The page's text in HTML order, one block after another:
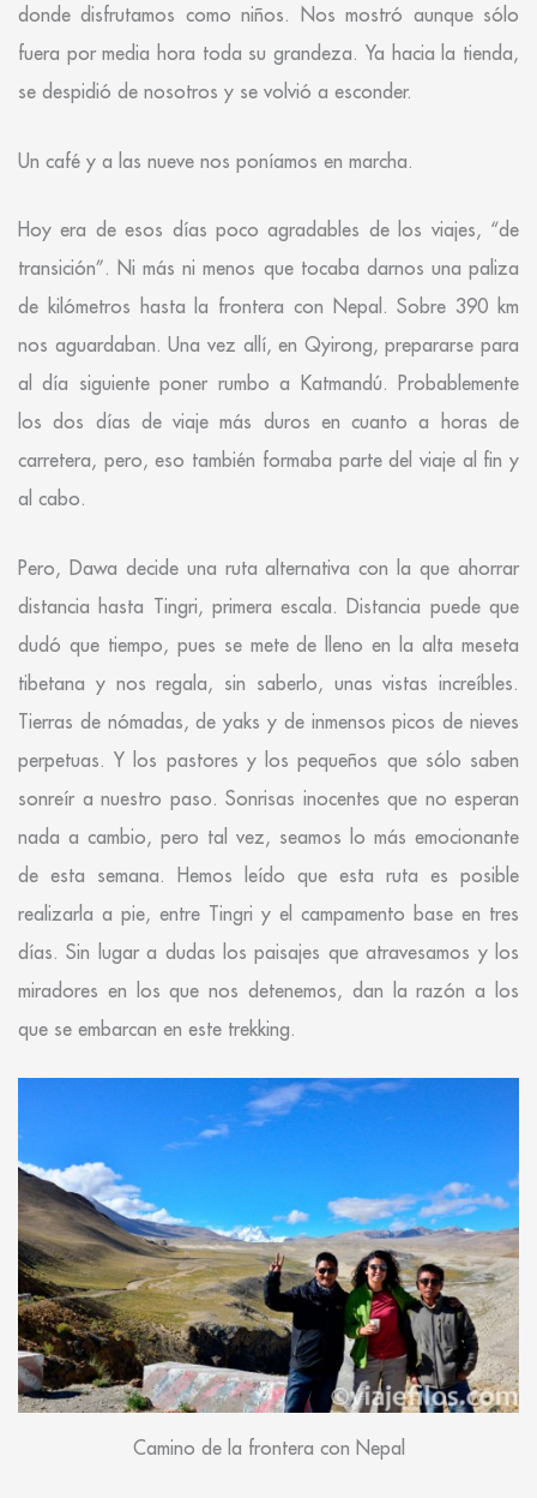
donde disfrutamos como niños. Nos mostró aunque sólo
fuera por media hora toda su grandeza. Ya hacia la tienda,
se despidió de nosotros y se volvió a esconder.
Un café y a las nueve nos poníamos en marcha.
Hoy era de esos días poco agradables de los viajes, “de
transición”. Ni más ni menos que tocaba darnos una paliza
de kilómetros hasta la frontera con Nepal. Sobre 390 km
nos aguardaban. Una vez allí, en Qyirong, prepararse para
al día siguiente poner rumbo a Katmandú. Probablemente
los dos días de viaje más duros en cuanto a horas de
carretera, pero, eso también formaba parte del viaje al fin y
al cabo.
Pero, Dawa decide una ruta alternativa con la que ahorrar
distancia hasta Tingri, primera escala. Distancia puede que
dudó que tiempo, pues se mete de lleno en la alta meseta
tibetana y nos regala, sin saberlo, unas vistas increíbles.
Tierras de nómadas, de yaks y de inmensos picos de nieves
perpetuas. Y los pastores y los pequeños que sólo saben
sonreír a nuestro paso. Sonrisas inocentes que no esperan
nada a cambio, pero tal vez, seamos lo más emocionante
de esta semana. Hemos leído que esta ruta es posible
realizarla a pie, entre Tingri y el campamento base en tres
días. Sin lugar a dudas los paisajes que atravesamos y los
miradores en los que nos detenemos, dan la razón a los
que se embarcan en este trekking.
Camino de la frontera con Nepal